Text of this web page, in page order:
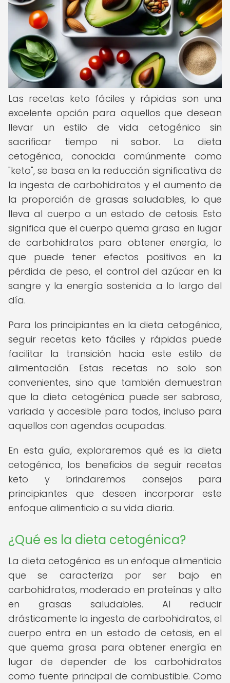
Las recetas keto fáciles y rápidas son una
excelente opción para aquellos que desean
llevar un estilo de vida cetogénico sin
sacrificar tiempo ni sabor. La dieta
cetogénica, conocida comúnmente como
"keto", se basa en la reducción significativa de
la ingesta de carbohidratos y el aumento de
la proporción de grasas saludables, lo que
lleva al cuerpo a un estado de cetosis. Esto
significa que el cuerpo quema grasa en lugar
de carbohidratos para obtener energía, lo
que puede tener efectos positivos en la
pérdida de peso, el control del azúcar en la
sangre y la energía sostenida a lo largo del
día.
Para los principiantes en la dieta cetogénica,
seguir recetas keto fáciles y rápidas puede
facilitar la transición hacia este estilo de
alimentación. Estas recetas no solo son
convenientes, sino que también demuestran
que la dieta cetogénica puede ser sabrosa,
variada y accesible para todos, incluso para
aquellos con agendas ocupadas.
En esta guía, exploraremos qué es la dieta
cetogénica, los beneficios de seguir recetas
keto y brindaremos consejos para
principiantes que deseen incorporar este
enfoque alimenticio a su vida diaria.
¿Qué es la dieta cetogénica?
La dieta cetogénica es un enfoque alimenticio
que se caracteriza por ser bajo en
carbohidratos, moderado en proteínas y alto
en grasas saludables. Al reducir
drásticamente la ingesta de carbohidratos, el
cuerpo entra en un estado de cetosis, en el
que quema grasa para obtener energía en
lugar de depender de los carbohidratos
como fuente principal de combustible. Como